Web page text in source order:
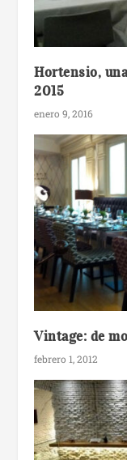
Hortensio,
2015
enero 9, 2016
Vintage: de
febrero 1, 2012